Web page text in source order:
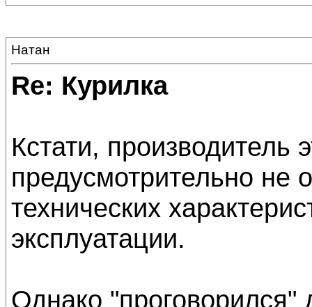
Натан
Re: Курилка
Кстати, производитель
предусмотрительно не
технических
эксплуатации.
Однако